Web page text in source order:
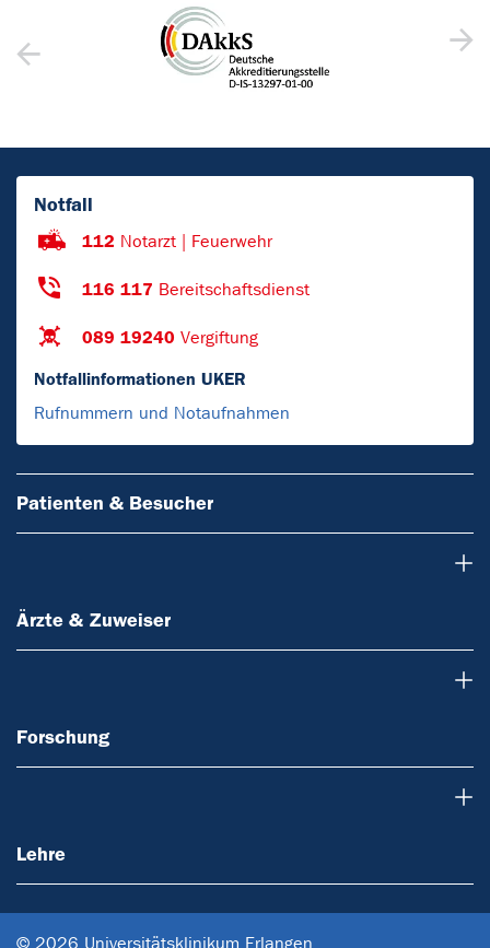
Notfall
112 Notarzt | Feuerwehr
116 117 Bereitschaftsdienst
089 19240 Vergiftung
Notfallinformationen UKER
Rufnummern und Notaufnahmen
Patienten & Besucher
Ärzte & Zuweiser
Forschung
Lehre
© 2026 Universitätsklinikum Erlangen